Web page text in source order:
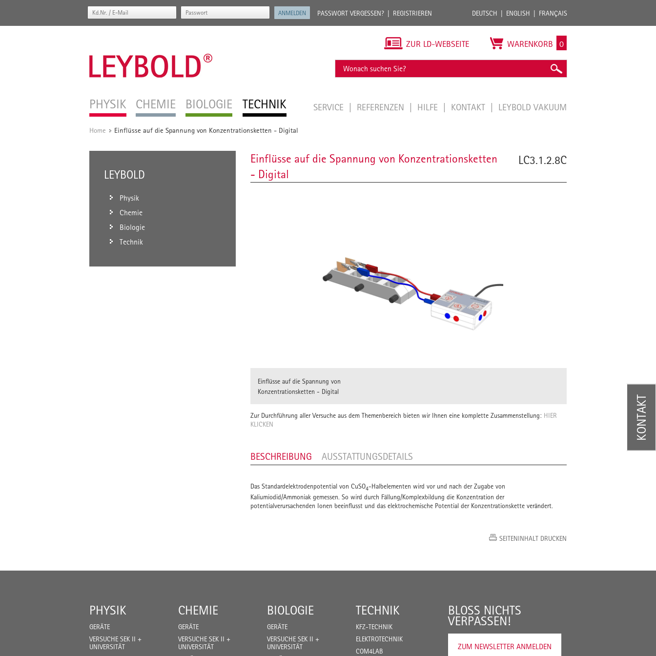
PASSWORT VERGESSEN? REGISTRIEREN DEUTSCH ENGLISH FRANÇAIS
PHYSIK CHEMIE BIOLOGIE TECHNIK
ZUR LD-WEBSEITE WARENKORB 0
SERVICE REFERENZEN HILFE KONTAKT LEYBOLD VAKUUM
Home / Einflüsse auf die Spannung von Konzentrationsketten - Digital
LEYBOLD
Physik
Chemie
Biologie
Technik
Einflüsse auf die Spannung von Konzentrationsketten
- Digital
LC3.1.2.8C
Einflüsse auf die Spannung von
Konzentrationsketten - Digital
Zur Durchführung aller Versuche aus dem Themenbereich bieten wir Ihnen eine komplette Zusammenstellung: HIER
KLICKEN
BESCHREIBUNG AUSSTATTUNGSDETAILS
Das Standardelektrodenpotential von CuSO4-Halbelementen wird vor und nach der Zugabe von
Kaliumiodid/Ammoniak gemessen. So wird durch Fällung/Komplexbildung die Konzentration der
potentialverursachenden Ionen beeinflusst und das elektrochemische Potential der Konzentrationskette verändert.
SEITENINHALT DRUCKEN
PHYSIK
GERÄTE
VERSUCHE SEK II +
UNIVERSITÄT
CHEMIE
GERÄTE
VERSUCHE SEK II +
UNIVERSITÄT
BIOLOGIE
GERÄTE
VERSUCHE SEK II +
UNIVERSITÄT
TECHNIK
KFZ-TECHNIK
ELEKTROTECHNIK
COM4LAB
BLOSS NICHTS V
ERPASSEN!
ZUM NEWSLETTER ANMELDEN
KONTAKT